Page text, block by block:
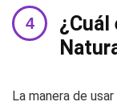
¿Cuál
La manera de